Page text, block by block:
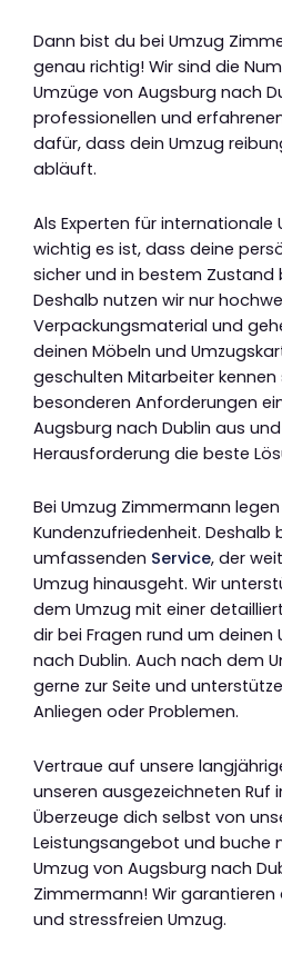
Dann bist du bei Umzug
genau richtig! Wir sind die
Umzüge von Augsburg nach
professionellen und
dafür, dass dein Umzug
abläuft.
Als Experten für internationale
wichtig es ist, dass deine
sicher und in bestem Zustand
Deshalb nutzen wir nur
Verpackungsmaterial und
deinen Möbeln und
geschulten Mitarbeiter
besonderen Anforderungen
Augsburg nach Dublin aus
Herausforderung die beste
Bei Umzug Zimmermann
Kundenzufriedenheit. Deshalb
umfassenden Service, der
Umzug hinausgeht. Wir
dem Umzug mit einer
dir bei Fragen rund um deinen
nach Dublin. Auch nach dem
gerne zur Seite und
Anliegen oder Problemen.
Vertraue auf unsere
unseren ausgezeichneten Ruf
Überzeuge dich selbst von
Leistungsangebot und buche
Umzug von Augsburg nach
Zimmermann! Wir garantieren
und stressfreien Umzug.